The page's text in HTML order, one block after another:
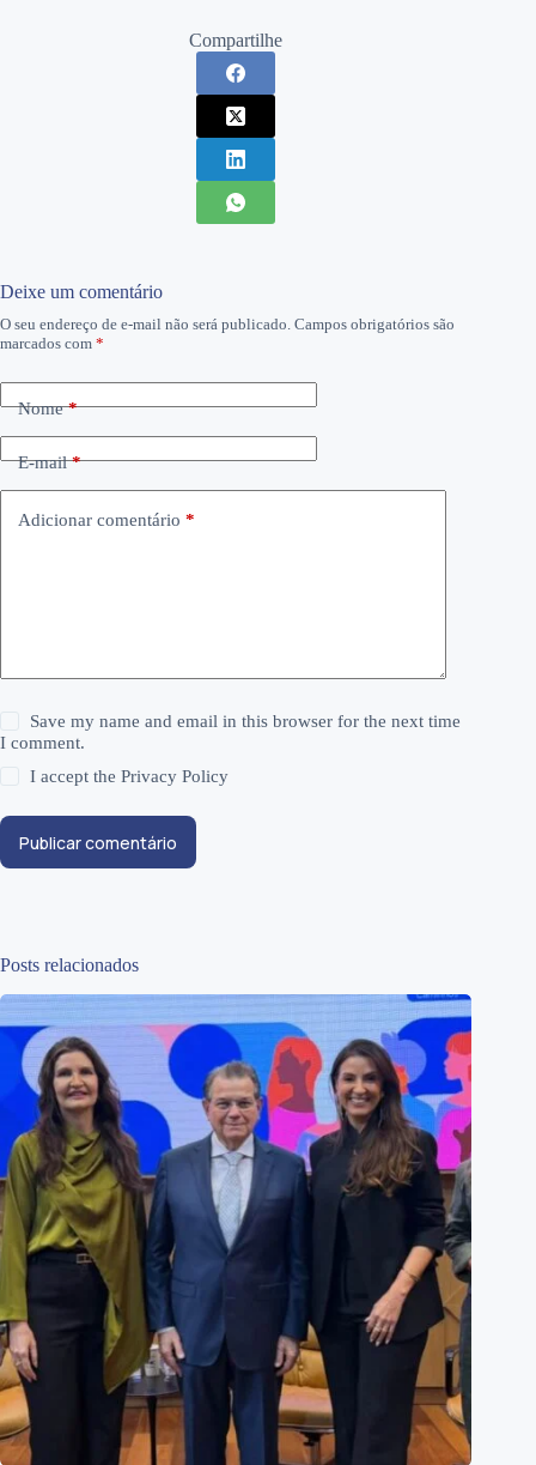
Compartilhe
Deixe um comentário
O seu endereço de e-mail não será publicado. Campos obrigatórios são
marcados com *
Nome*
E-mail*
Adicionar comentário *
Save my name and email in this browser for the next time
I comment.
I accept thePrivacy Policy
Publicar comentário
Posts relacionados